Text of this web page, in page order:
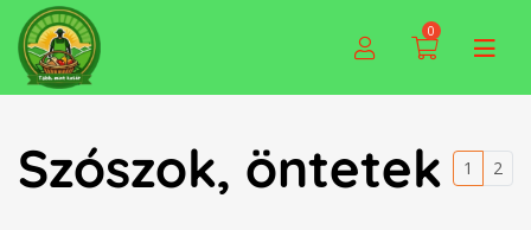
0
Szószok, öntetek 1 2